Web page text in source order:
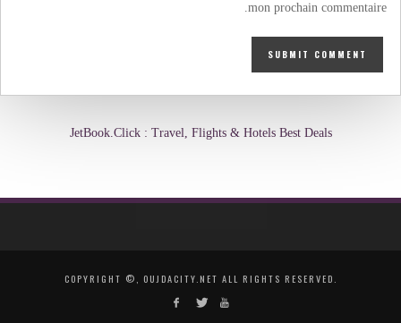
mon prochain commentaire.
JetBook.Click : Travel, Flights & Hotels Best Deals
COPYRIGHT ©, OUJDACITY.NET ALL RIGHTS RESERVED.